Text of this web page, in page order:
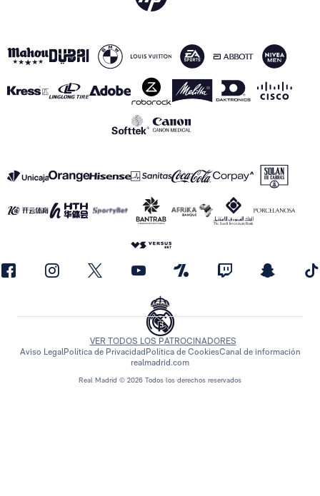
Real Madrid © 2026 Todos los derechos reservados
VER TODOS LOS PATROCINADORES
Aviso LegalPolítica de Privacidad Política de CookiesCanal de información
realmadrid.com